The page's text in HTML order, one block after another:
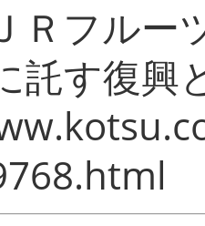
フルー
託す復興